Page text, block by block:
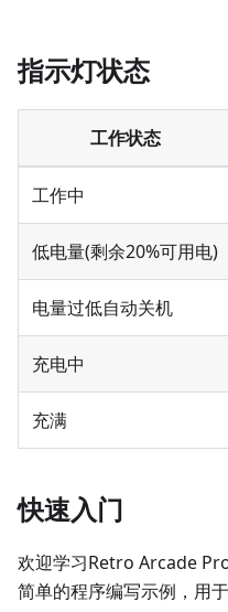
指示灯状态
工作状态
工作中
低电量(剩余20%可用电)
电量过低自动关机
充电中
充满
快速入门
欢迎学习Retro Arcade
简单的程序编写示例，用